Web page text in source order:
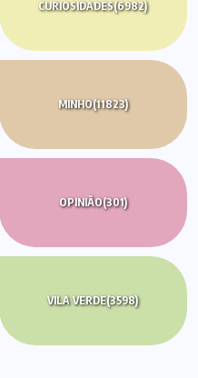
CURIOSIDADES(6982)
MINHO(11823)
OPINIÃO(301)
VILA VERDE(3598)